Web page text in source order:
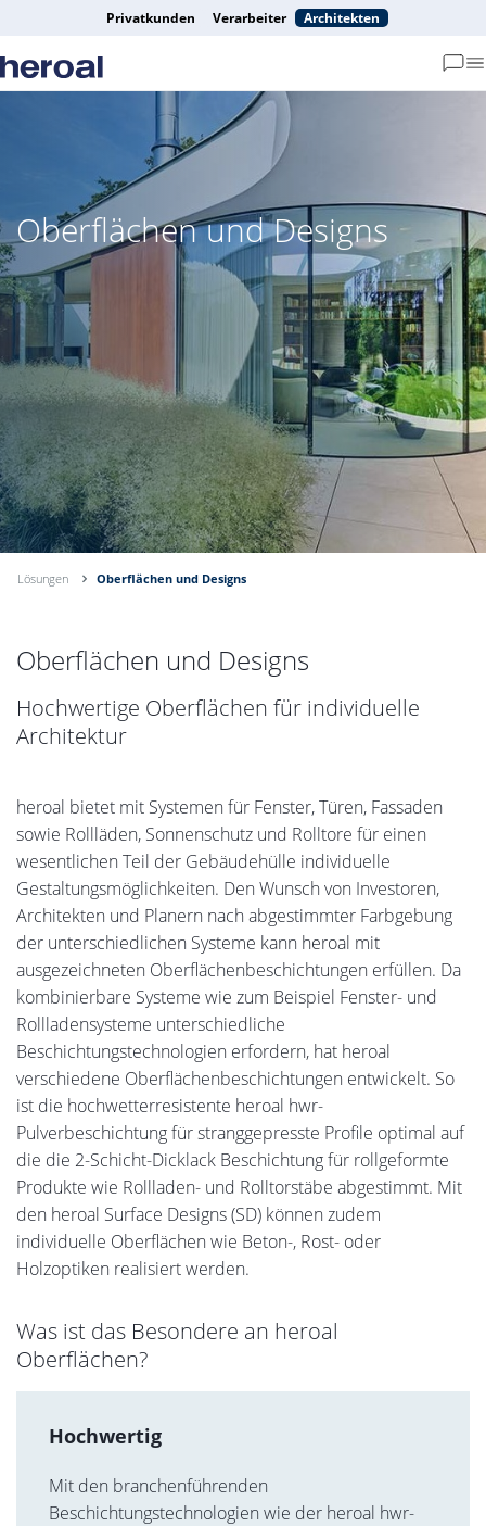
Privatkunden Verarbeiter Architekten
Oberflächen und Designs
Lösungen Oberflächen und Designs
Oberflächen und Designs
Hochwertige Oberflächen für individuelle
Architektur
heroal bietet mit Systemen für Fenster, Türen, Fassaden
sowie Rollläden, Sonnenschutz und Rolltore für einen
wesentlichen Teil der Gebäudehülle individuelle
Gestaltungsmöglichkeiten. Den Wunsch von Investoren,
Architekten und Planern nach abgestimmter Farbgebung
der unterschiedlichen Systeme kann heroal mit
ausgezeichneten Oberflächenbeschichtungen erfüllen. Da
kombinierbare Systeme wie zum Beispiel Fenster- und
Rollladensysteme unterschiedliche
Beschichtungstechnologien erfordern, hat heroal
verschiedene Oberflächenbeschichtungen entwickelt. So
ist die hochwetterresistente heroal hwr-
Pulverbeschichtung für stranggepresste Profile optimal auf
die die 2-Schicht-Dicklack Beschichtung für rollgeformte
Produkte wie Rollladen- und Rolltorstäbe abgestimmt. Mit
den heroal Surface Designs (SD) können zudem
individuelle Oberflächen wie Beton-, Rost- oder
Holzoptiken realisiert werden.
Was ist das Besondere an heroal
Oberflächen?
Hochwertig
Mit den branchenführenden
Beschichtungstechnologien wie der heroal hwr-